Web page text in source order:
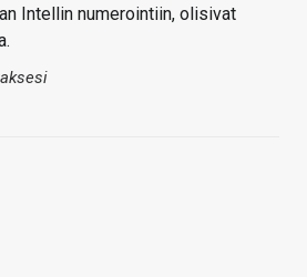
Intellin numerointiin, olisivat